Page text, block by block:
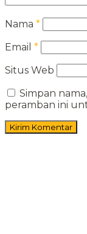
Nama *
Email *
Situs Web
Simpan
peramban ini